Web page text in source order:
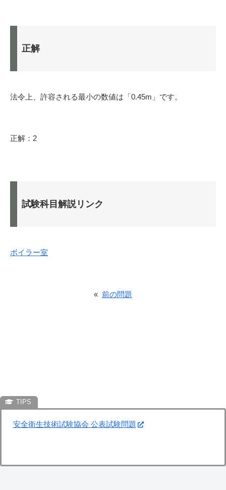
正解
法令上、許容される最小の数値は「0.45m」です。
正解：2
試験科目解説リンク
ボイラー室
« 前の問題
安全衛生技術試験協会 公表試験問題